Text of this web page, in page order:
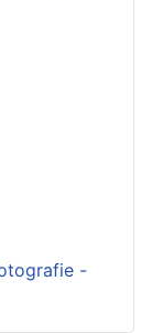
-